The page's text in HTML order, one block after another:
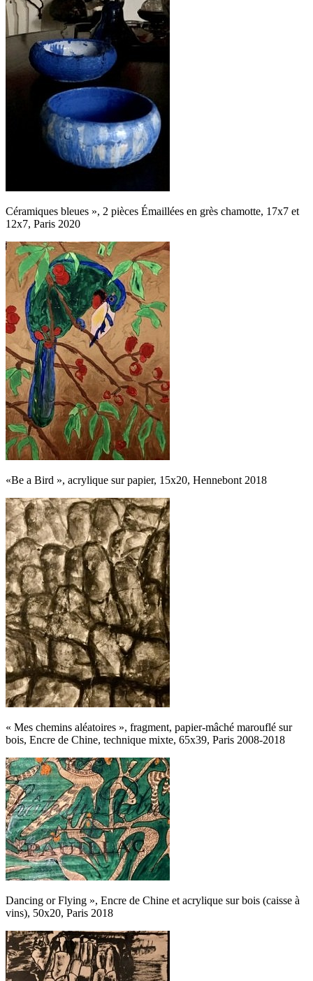
Céramiques bleues », 2 pièces Émaillées en grès chamotte, 17x7 et
12x7, Paris 2020
«Be a Bird », acrylique sur papier, 15x20, Hennebont 2018
« Mes chemins aléatoires », fragment, papier-mâché marouflé sur
bois, Encre de Chine, technique mixte, 65x39, Paris 2008-2018
Dancing or Flying », Encre de Chine et acrylique sur bois (caisse à
vins), 50x20, Paris 2018